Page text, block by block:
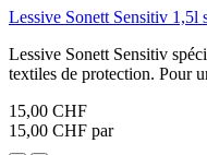
Lessive Sonett Sensitiv 1,5l
Lessive Sonett Sensitiv
textiles de protection. Pour
15,00 CHF
15,00 CHF par